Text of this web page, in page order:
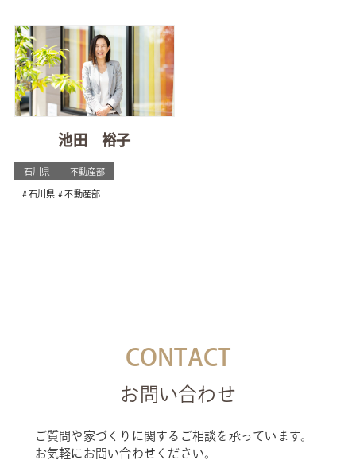
池田 裕子
石川県 不動産部
石川県 不動産部
CONTACT
お問い合わせ
ご質問や家づくりに関するご相談を承っています。
お気軽にお問い合わせください。